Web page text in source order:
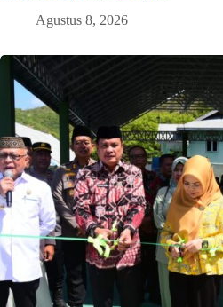
Agustus 8, 2026